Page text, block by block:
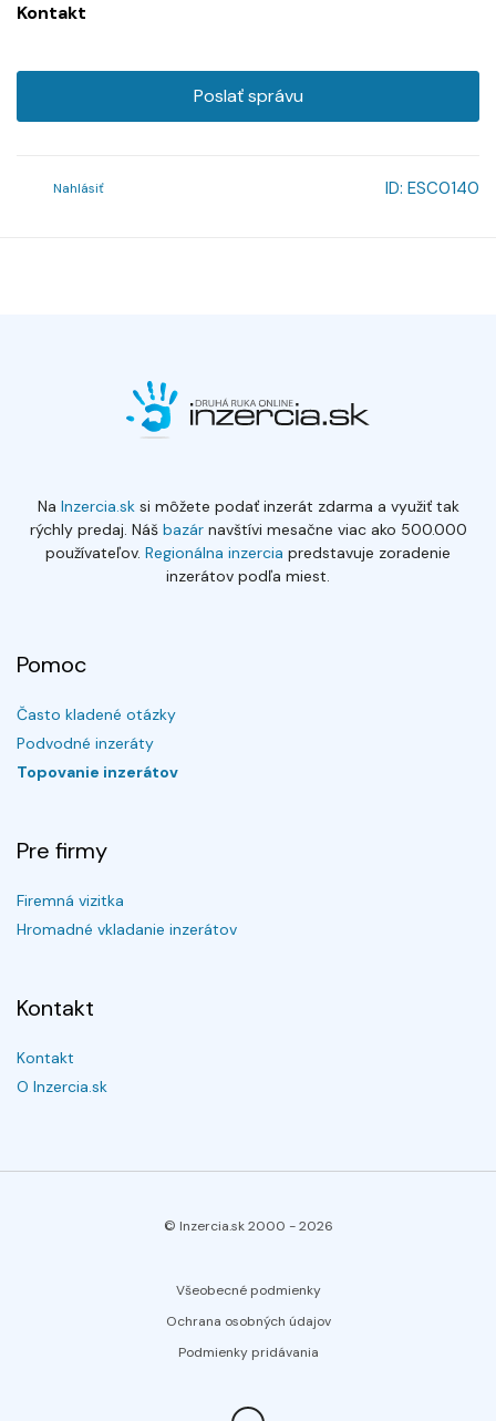
Kontakt
Poslať správu
Nahlásiť ID: ESC0140
Na Inzercia.sksi môžete podať inzerát zdarma a využiť tak
rýchly predaj. Náš bazárnavštívi mesačne viac ako 500.000
používateľov. Regionálna inzercia predstavuje zoradenie
inzerátov podľa miest.
Pomoc
Často kladené otázky
Podvodné inzeráty
Topovanie inzerátov
Pre firmy
Firemná vizitka
Hromadné vkladanie inzerátov
Kontakt
Kontakt
O Inzercia.sk
© Inzercia.sk 2000 -2026
Všeobecné podmienky
Ochrana osobných údajov
Podmienky pridávania